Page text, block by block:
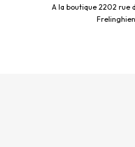
A la boutique 2202 rue
Frelinghien